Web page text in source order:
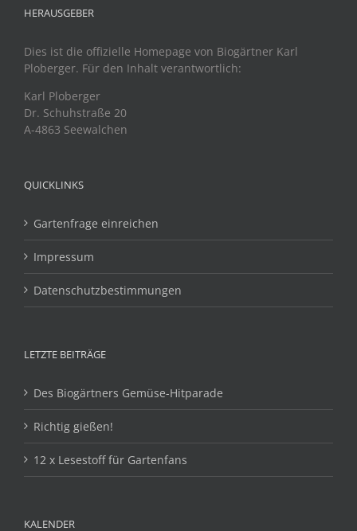
HERAUSGEBER
Dies ist die offizielle Homepage von Biogärtner Karl
Ploberger. Für den Inhalt verantwortlich:
Karl Ploberger
Dr. Schuhstraße 20
A-4863 Seewalchen
QUICKLINKS
Gartenfrage einreichen
Impressum
Datenschutzbestimmungen
LETZTE BEITRÄGE
Des Biogärtners Gemüse-Hitparade
Richtig gießen!
12 x Lesestoff für Gartenfans
KALENDER